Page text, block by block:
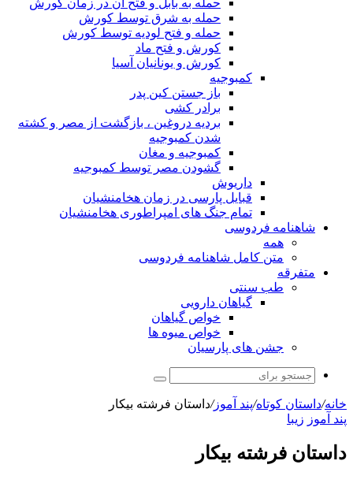
حمله به بابل و فتح آن در زمان کورش
حمله به شرق توسط کورش
حمله و فتح لودیه توسط کورش
کورش و فتح ماد
کورش و یونانیان آسیا
کمبوجیه
باز جستن کین پدر
برادر کشی
بردیه دروغین ، بازگشت از مصر و کشته
شدن کمبوجیه
کمبوجیه و مغان
گشودن مصر توسط کمبوجیه
داریوش
قبایل پارسی در زمان هخامنشیان
تمام جنگ های امپراطوری هخامنشیان
شاهنامه فردوسی
همه
متن کامل شاهنامه فردوسی
متفرقه
طب سنتی
گیاهان دارویی
خواص گیاهان
خواص میوه ها
جشن های پارسیان
جستجو
خانه/داستان کوتاه/پند آموز/داستان فرشته بیکار
پند آموز زیبا
داستان فرشته بیکار